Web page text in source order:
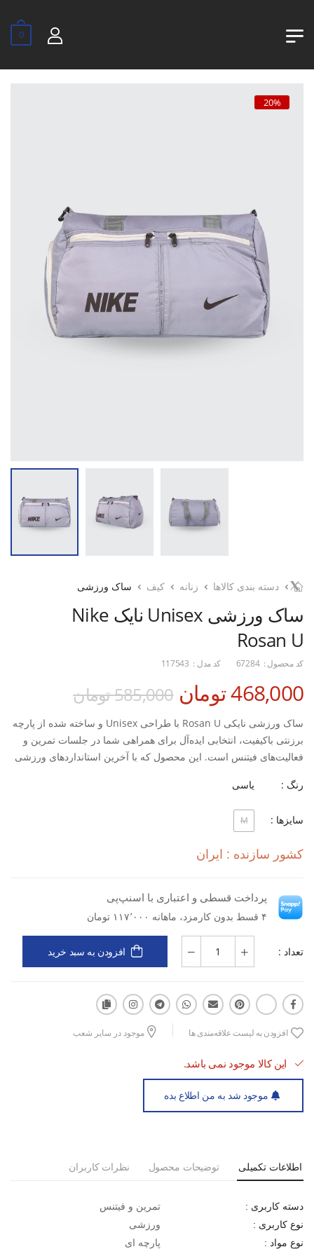
0
20%
دسته بندی کالاها زنانه کیف ساک ورزشی
ساک ورزشی Unisex نایک Nike
Rosan U
کد محصول : 67284 کد مدل : 117543
468,000 تومان 585,000 تومان
ساک ورزشی نایکی Rosan U با طراحی Unisex و ساخته شده از پارچه
برزنتی باکیفیت، انتخابی ایده‌آل برای همراهی شما در جلسات تمرین و
فعالیت‌های فیتنس است. این محصول که با آخرین استانداردهای ورزشی
ویژگی‌های کلیدی:
جنس برزنتی مقاوم: ضد پارگی و ضد آب برای استفاده طولانی مدت
سیستم تهویه هوشمند: جلوگیری از ایجاد بوی نامطبوع
محفظه اصلی جادار
جیب های متعدد برای وسایل کوچک
بخش جداگانه برای کفش با تهویه مناسب
حمل وسایل به باشگاه و محل تمرین
همراهی در مسافرت‌های ورزشی
استفاده به عنوان ساک روزانه ورزشی
رنگ : یاسی
سایزها : M
کشور سازنده : ایران
پرداخت قسطی و اعتباری با اسنپ‌پی
۴ قسط بدون کارمزد، ماهانه ۱۱۷٬۰۰۰ تومان
تعداد : افزودن به سبد خرید
افزودن به لیست علاقه‌مندی ها موجود در سایر شعب
این کالا موجود نمی باشد.
موجود شد به من اطلاع بده
اطلاعات تکمیلی توضیحات محصول نظرات کاربران
دسته کاربری : تمرین و فیتنس
نوع کاربری : ورزشی
نوع مواد : پارچه ای